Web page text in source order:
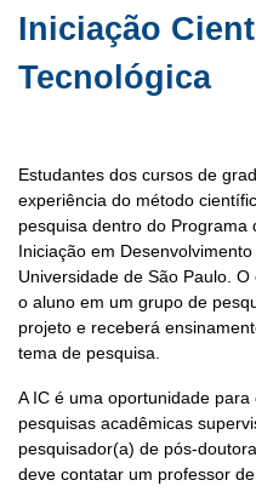
Iniciação
Tecnológica
Estudantes dos cursos de
experiência do método
pesquisa dentro do Programa
Iniciação em
Universidade de São Paulo.
o aluno em um grupo de
projeto e receberá
tema de pesquisa.
A IC é uma oportunidade
pesquisas acadêmicas
pesquisador(a) de pós-
deve contatar um professor